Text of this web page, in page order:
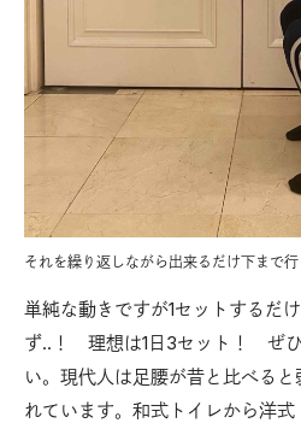
それを繰り返しながら出来るだけ下まで行
単純な動きですが1セットするだ
ず..！ 理想は1日3セット！ ぜひ
い。現代人は足腰が昔と比べる
れています。和式トイレから洋